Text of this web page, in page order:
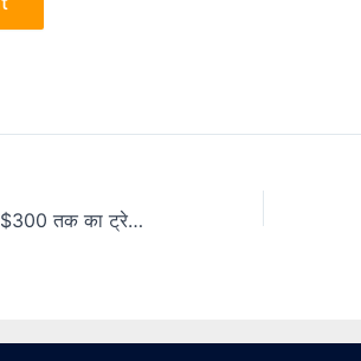
TOP1 बाज़ारों के साथ $300 तक का ट्रेडिंग बोनस प्राप्त करें